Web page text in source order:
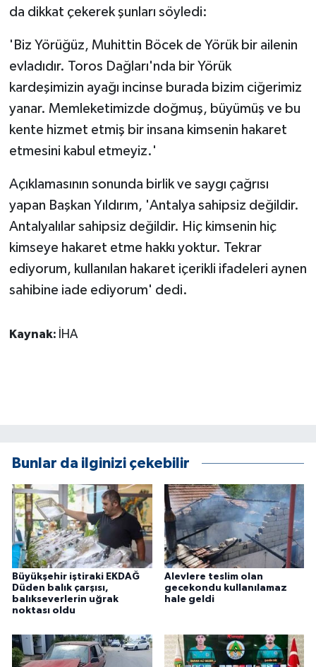
da dikkat çekerek şunları söyledi:
'Biz Yörüğüz, Muhittin Böcek de Yörük bir ailenin
evladıdır. Toros Dağları'nda bir Yörük
kardeşimizin ayağı incinse burada bizim ciğerimiz
yanar. Memleketimizde doğmuş, büyümüş ve bu
kente hizmet etmiş bir insana kimsenin hakaret
etmesini kabul etmeyiz.'
Açıklamasının sonunda birlik ve saygı çağrısı
yapan Başkan Yıldırım, 'Antalya sahipsiz değildir.
Antalyalılar sahipsiz değildir. Hiç kimsenin hiç
kimseye hakaret etme hakkı yoktur. Tekrar
ediyorum, kullanılan hakaret içerikli ifadeleri aynen
sahibine iade ediyorum' dedi.
Kaynak: İHA
Bunlar da ilginizi çekebilir
Büyükşehir iştiraki EKDAĞ
Düden balık çarşısı,
balıkseverlerin uğrak
noktası oldu
Alevlere teslim olan
gecekondu kullanılamaz
hale geldi